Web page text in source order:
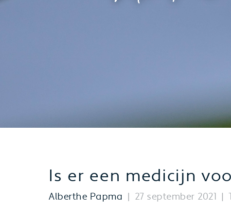
Is er een medicijn
Alberthe Papma 27 september 2021